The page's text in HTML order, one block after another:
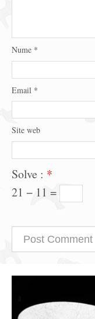
Nume *
Email *
Site web
Solve : *
21 − 11 =